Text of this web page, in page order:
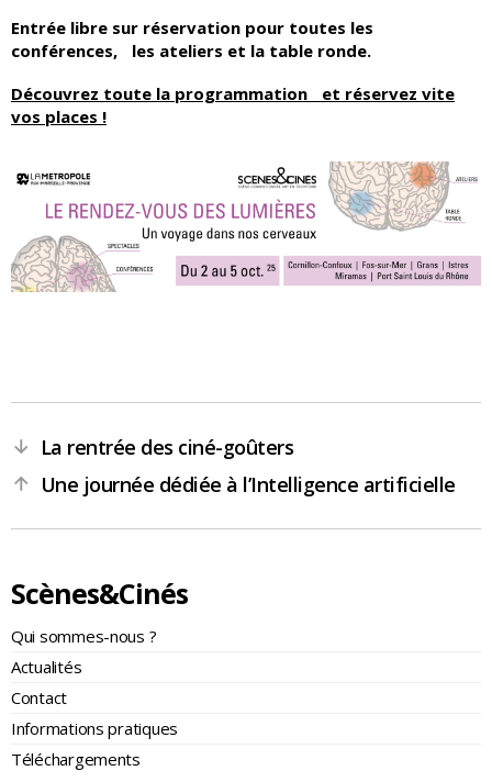
Scènes&Cinés
Qui sommes-nous ?
Actualités
Contact
Informations pratiques
Téléchargements
Entrée libre sur réservation pour toutes les
conférences, les ateliers et la table ronde.
Découvrez toute la programmation et réservez vite
vos places !
← La rentrée des ciné-goûters
→ Une journée dédiée à l’Intelligence artificielle